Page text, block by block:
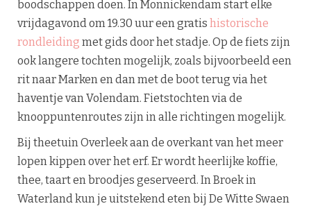
boodschappen doen. In Monnickendam start elke
vrijdagavond om 19.30 uur een gratis historische
rondleiding met gids door het stadje. Op de fiets zijn
ook langere tochten mogelijk, zoals bijvoorbeeld een
rit naar Marken en dan met de boot terug via het
haventje van Volendam. Fietstochten via de
knooppuntenroutes zijn in alle richtingen mogelijk.
Bij theetuin Overleek aan de overkant van het meer
lopen kippen over het erf. Er wordt heerlijke koffie,
thee, taart en broodjes geserveerd. In Broek in
Waterland kun je uitstekend eten bij De Witte Swaen